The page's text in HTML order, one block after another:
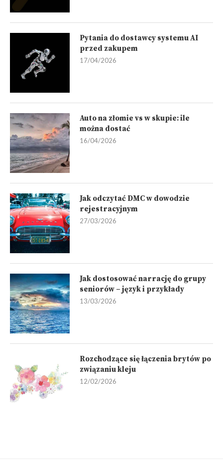
Pytania do dostawcy systemu AI
przed zakupem
17/04/2026
Auto na złomie vs w skupie: ile
można dostać
16/04/2026
Jak odczytać DMC w dowodzie
rejestracyjnym
27/03/2026
Jak dostosować narrację do grupy
seniorów – język i przykłady
13/03/2026
Rozchodzące się łączenia brytów po
związaniu kleju
12/02/2026